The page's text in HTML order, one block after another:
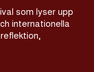
som lyser upp
internationella